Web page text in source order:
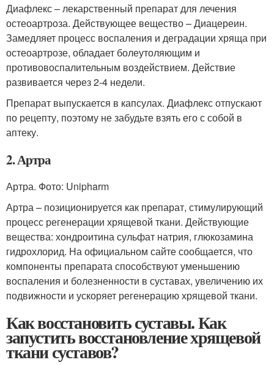
Диафлекс – лекарственный препарат для лечения
остеоартроза. Действующее вещество – Диацереин.
Замедляет процесс воспаления и деградации хряща при
остеоартрозе, обладает болеутоляющим и
противовоспалительным воздействием. Действие
развивается через 2-4 недели.
Препарат выпускается в капсулах. Диафлекс отпускают
по рецепту, поэтому не забудьте взять его с собой в
аптеку.
2. Артра
Артра. Фото: Unipharm
Артра – позиционируется как препарат, стимулирующий
процесс регенерации хрящевой ткани. Действующие
вещества: хондроитина сульфат натрия, глюкозамина
гидрохлорид. На официальном сайте сообщается, что
компоненты препарата способствуют уменьшению
воспаления и болезненности в суставах, увеличению их
подвижности и ускоряет регенерацию хрящевой ткани.
Как восстановить суставы. Как
запустить восстановление хрящевой
ткани суставов?